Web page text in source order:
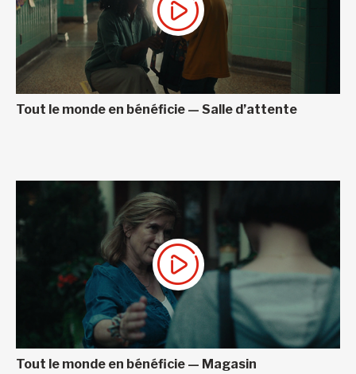
Tout le monde en bénéficie — Salle d’attente
Tout le monde en bénéficie — Magasin